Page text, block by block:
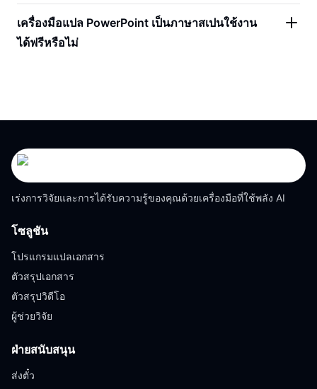
เครื่องมือแปล PowerPoint เป็นภาษาสเปนใช้งาน
ได้ฟรีหรือไม่
เร่งการวิจัยและการได้รับความรู้ของคุณด้วยเครื่องมือที่ใช้พลัง AI
โซลูชัน
โปรแกรมแปลเอกสาร
ตัวสรุปเอกสาร
ตัวสรุปวิดีโอ
ผู้ช่วยวิจัย
ฝ่ายสนับสนุน
ส่งตั๋ว